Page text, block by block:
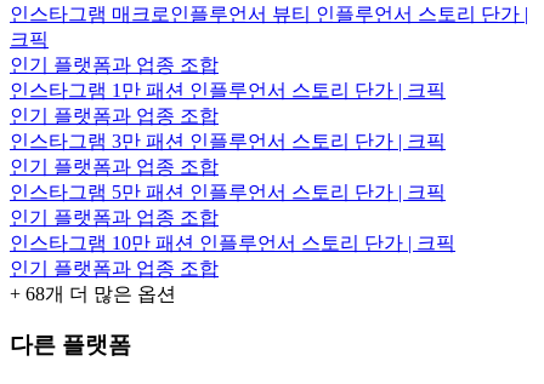
인스타그램 매크로인플루언서 뷰티 인플루언서 스토리 단가 |
크픽
인기 플랫폼과 업종 조합
인스타그램 1만 패션 인플루언서 스토리 단가 | 크픽
인기 플랫폼과 업종 조합
인스타그램 3만 패션 인플루언서 스토리 단가 | 크픽
인기 플랫폼과 업종 조합
인스타그램 5만 패션 인플루언서 스토리 단가 | 크픽
인기 플랫폼과 업종 조합
인스타그램 10만 패션 인플루언서 스토리 단가 | 크픽
인기 플랫폼과 업종 조합
+ 68개 더 많은 옵션
다른 플랫폼